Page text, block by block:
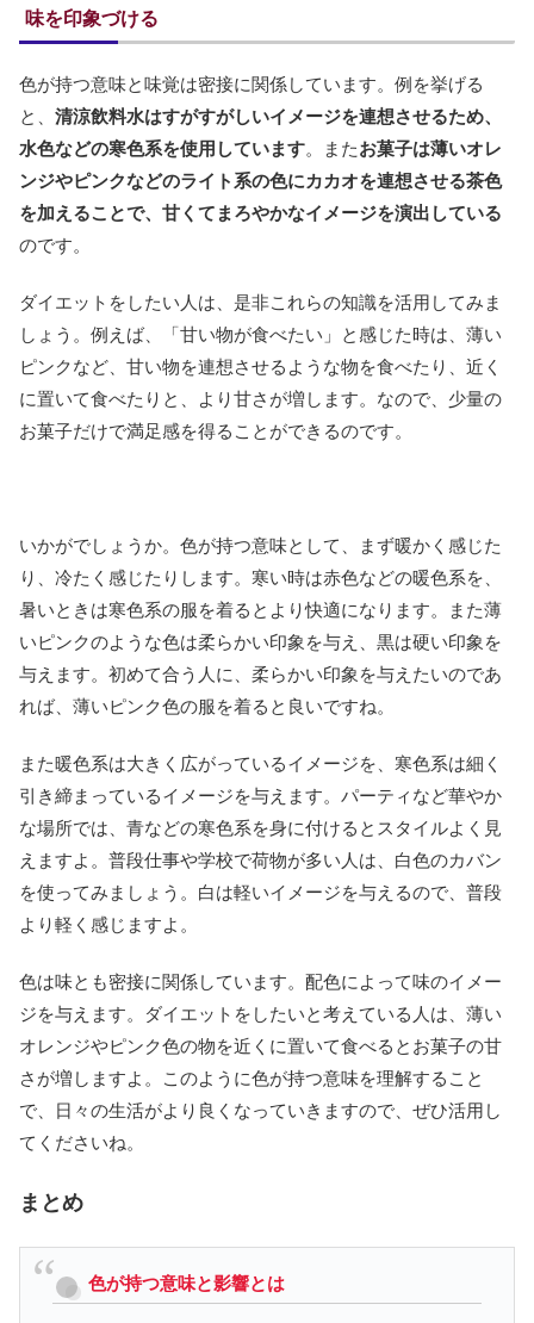
味を印象づける
色が持つ意味と味覚は密接に関係しています。例を挙げる
と、 清涼飲料水はすがすがしいイメージを連想させるため、
水色などの寒色系を使用しています。またお菓子は薄いオレ
ンジやピンクなどのライト系の色にカカオを連想させる茶色
を加えることで、甘くてまろやかなイメージを演出している
のです。
ダイエットをしたい人は、是非これらの知識を活用してみま
しょう。例えば、「甘い物が食べたい」と感じた時は、薄い
ピンクなど、甘い物を連想させるような物を食べたり、近く
に置いて食べたりと、より甘さが増します。なので、少量の
お菓子だけで満足感を得ることができるのです。
いかがでしょうか。色が持つ意味として、まず暖かく感じた
り、冷たく感じたりします。寒い時は赤色などの暖色系を、
暑いときは寒色系の服を着るとより快適になります。また薄
いピンクのような色は柔らかい印象を与え、黒は硬い印象を
与えます。初めて合う人に、柔らかい印象を与えたいのであ
れば、薄いピンク色の服を着ると良いですね。
また暖色系は大きく広がっているイメージを、寒色系は細く
引き締まっているイメージを与えます。パーティなど華やか
な場所では、青などの寒色系を身に付けるとスタイルよく見
えますよ。普段仕事や学校で荷物が多い人は、白色のカバン
を使ってみましょう。白は軽いイメージを与えるので、普段
より軽く感じますよ。
色は味とも密接に関係しています。配色によって味のイメー
ジを与えます。ダイエットをしたいと考えている人は、薄い
オレンジやピンク色の物を近くに置いて食べるとお菓子の甘
さが増しますよ。このように色が持つ意味を理解すること
で、日々の生活がより良くなっていきますので、ぜひ活用し
てくださいね。
まとめ
色が持つ意味と影響とは